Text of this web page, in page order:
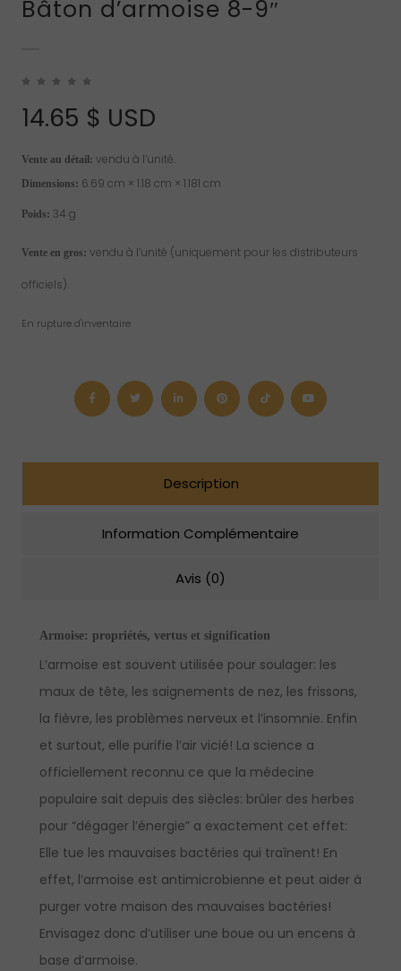
Bâton d’armoise 8-9″
14.65 $ USD
Vente au détail: vendu à l’unité.
Dimensions: 6.69 cm × 1.18 cm × 1.181 cm
Poids: 34 g
Vente en gros: vendu à l’unité (uniquement pour les distributeurs
officiels).
En rupture d'inventaire
Description
Information Complémentaire
Avis (0)
Armoise: propriétés, vertus et signification
L’armoise est souvent utilisée pour soulager: les
maux de tête, les saignements de nez, les frissons,
la fièvre, les problèmes nerveux et l’insomnie. Enfin
et surtout, elle purifie l’air vicié! La science a
officiellement reconnu ce que la médecine
populaire sait depuis des siècles: brûler des herbes
pour “dégager l’énergie” a exactement cet effet:
Elle tue les mauvaises bactéries qui traînent! En
effet, l’armoise est antimicrobienne et peut aider à
purger votre maison des mauvaises bactéries!
Envisagez donc d’utiliser une boue ou un encens à
base d’armoise.